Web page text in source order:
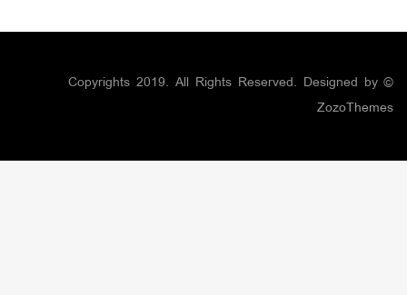
© Copyrights 2019. All Rights Reserved. Designed by
ZozoThemes